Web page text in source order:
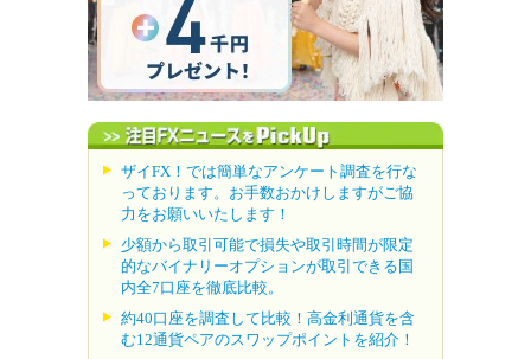
ザイFX！では簡単なアンケート調査を行な
っております。お手数おかけしますがご協
力をお願いいたします！
少額から取引可能で損失や取引時間が限定
的なバイナリーオプションが取引できる国
内全7口座を徹底比較。
約40口座を調査して比較！高金利通貨を含
む12通貨ペアのスワップポイントを紹介！